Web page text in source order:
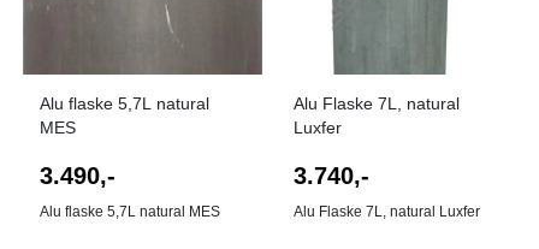
Alu flaske 5,7L natural
MES
3.490,-
Alu flaske 5,7L natural MES
Alu Flaske 7L, natural
Luxfer
3.740,-
Alu Flaske 7L, natural Luxfer